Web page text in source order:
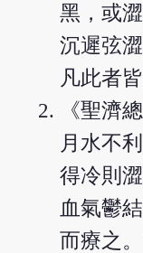
黑，或
沉遲弦
凡此者
《聖濟
月水不
得冷則
血氣鬱
而療之